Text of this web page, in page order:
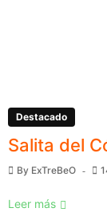
Destacado
Salita del
By ExTreBeO
Leer más